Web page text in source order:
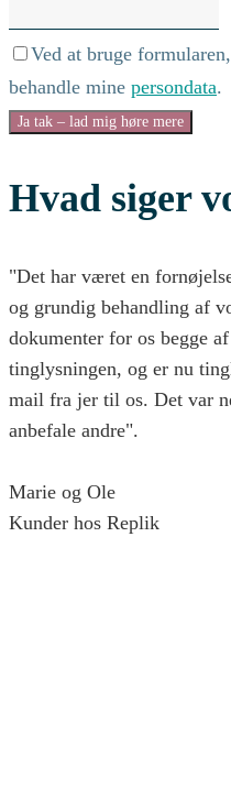
Ved at bruge
behandle mine persondata.
Ja tak – lad mig høre mere
Hvad siger
"Det har været en
og grundig behandling af
dokumenter for os begge
tinglysningen, og er nu
mail fra jer til os. Det var
anbefale andre".
Marie og Ole
Kunder hos Replik